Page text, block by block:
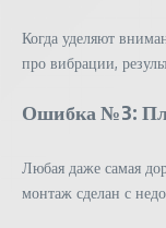
Когда уделяют
про вибрации,
Ошибка №3:
Любая даже самая
монтаж сделан с